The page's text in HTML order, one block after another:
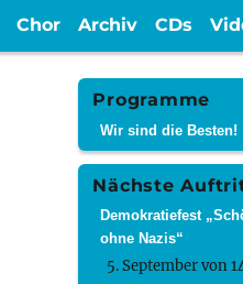
Chor Archiv CDs
Programme
Wir sind die Besten!
Nächste
Demokratiefest
ohne Nazis“
5. September von